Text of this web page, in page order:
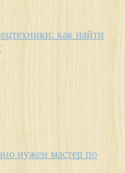
как найти
нужен мастер по